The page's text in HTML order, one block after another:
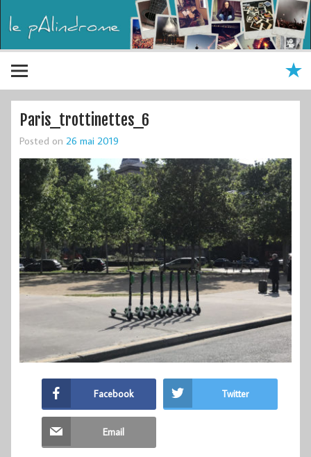
Paris_trottinettes_6
Posted on 26 mai 2019
Facebook Twitter
Email